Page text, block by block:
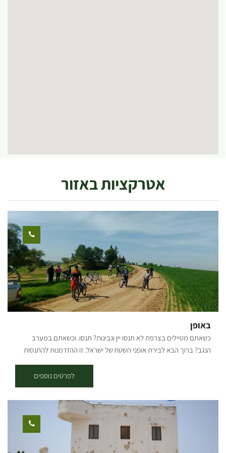
אטרקציות באזור
באופן
כשאתם מטיילים בצרפת לא תנסו יין וגבינות? תנסו. וכשאתם במערב
הנגב? ברוך הבא לבירת אופני השטח של ישראל. זו ההזדמנות להתנסות
יפהפה עם שפע של אפשרויות רכיבה לכל המשפחה פתוח כל ימי השבוע
בין השעות 7:30 – 20:00, בתיאום מראש אפשרות השכרת אופניים רגילה.
אפשרות ניוד האופניים מחוץ ליכיני אל המקום הרצוי עבור קבוצות. אפשרות
לטיול אופניים מודרך: זוגות, משפחות, גופים. מאוד מומלץ בסופי שבוע,
חגים, ותקופת פריחת הכלניות. כל מטייל שמגיע ורוכב עצמאית מקבל מפה
והמלצות היכן לרכב וכמובן אנחנו ניידים לעזרה בשטח במקרה של תקלה.
המרכז נמצא סמוך ליציאה נוחה וצמודה לשטח מדהים עם מגוון אפשרויות
לפרטים נוספים